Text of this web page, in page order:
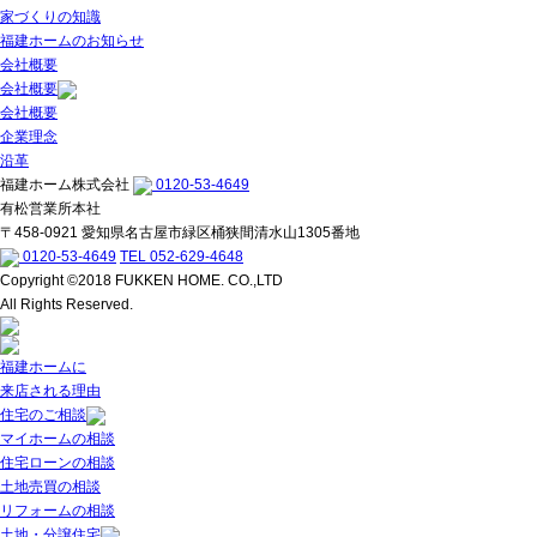
家づくりの知識
福建ホームのお知らせ
会社概要
会社概要
会社概要
企業理念
沿革
福建ホーム株式会社
0120-53-4649
有松営業所本社
〒458-0921 愛知県名古屋市緑区桶狭間清水山1305番地
0120-53-4649 TEL 052-629-4648
Copyright ©2018 FUKKEN HOME. CO.,LTD
All Rights Reserved.
福建ホームに
来店される理由
住宅のご相談
マイホームの相談
住宅ローンの相談
土地売買の相談
リフォームの相談